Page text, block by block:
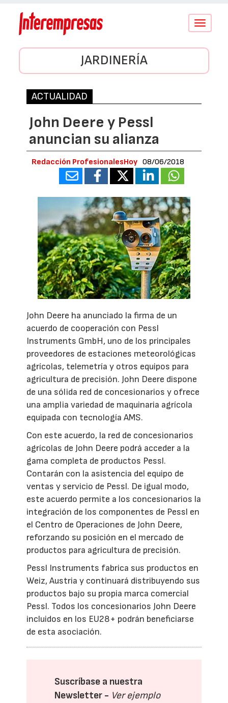
Conmutar
JARDINERÍA
ACTUALIDAD
John Deere y Pessl
anuncian su alianza
Redacción ProfesionalesHoy 08/06/2018
John Deere ha anunciado la firma de un
acuerdo de cooperación con Pessl
Instruments GmbH, uno de los principales
proveedores de estaciones meteorológicas
agrícolas, telemetría y otros equipos para
agricultura de precisión. John Deere dispone
de una sólida red de concesionarios y ofrece
una amplia variedad de maquinaria agrícola
equipada con tecnología AMS.
Con este acuerdo, la red de concesionarios
agrícolas de John Deere podrá acceder a la
gama completa de productos Pessl.
Contarán con la asistencia del equipo de
ventas y servicio de Pessl. De igual modo,
este acuerdo permite a los concesionarios la
integración de los componentes de Pessl en
el Centro de Operaciones de John Deere,
reforzando su posición en el mercado de
productos para agricultura de precisión.
Pessl Instruments fabrica sus productos en
Weiz, Austria y continuará distribuyendo sus
productos bajo su propia marca comercial
Pessl. Todos los concesionarios John Deere
incluidos en los EU28+ podrán beneficiarse
de esta asociación.
Suscríbase a nuestra
Newsletter - Ver ejemplo